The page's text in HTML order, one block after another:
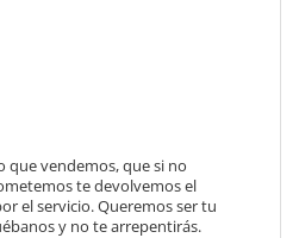
que vendemos, que si no
te devolvemos el
el servicio. Queremos ser tu
y no te arrepentirás.